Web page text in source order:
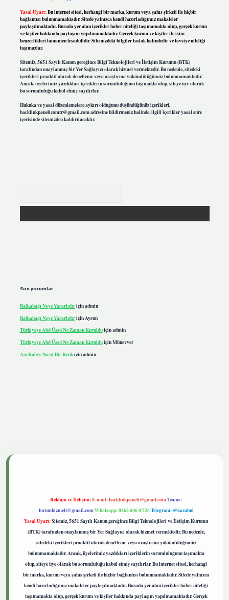
Yasal Uyarı:Bu internet sitesi, herhangi bir marka, kurum veya şahıs şirketi ile hiçbir
bağlantısı bulunmamaktadır. Sitede yalnızca kendi hazırladığımız makaleler
paylaşılmaktadır. Burada yer alan içerikler haber niteliği taşımamakta olup, gerçek kurum
ve kişiler hakkında paylaşım yapılmamaktadır. Gerçek kurum ve kişiler ile isim
benzerlikleri tamamen tesadüfidir. Sitemizdeki bilgiler taslak halindedir ve tavsiye niteliği
taşımazlar.
Sitemiz, 5651 Sayılı Kanun gereğince Bilgi Teknolojileri ve İletişim Kurumu (BTK)
tarafından onaylanmış bir Yer Sağlayıcı olarak hizmet vermektedir. Bu nedenle, sitedeki
içerikleri proaktif olarak denetleme veya araştırma yükümlülüğümüz bulunmamaktadır.
Ancak, üyelerimiz yazdıkları içeriklerin sorumluluğunu taşımakta olup, siteye üye olarak
bu sorumluluğu kabul etmiş sayılırlar.
Hukuka ve yasal düzenlemelere aykırı olduğunu düşündüğünüz içerikleri,
backlinkpanelicomtr@gmail.comadresine bildirmeniz halinde, ilgili içerikler yasal süre
içerisinde sitemizden kaldırılacaktır.
Son yorumlar
Balkabağı Neye Yararlıdıriçinadmin
Balkabağı Neye Yararlıdıriçin Aysun
Türkiyeye Abd Üssü Ne Zaman Kurulduiçinadmin
Türkiyeye Abd Üssü Ne Zaman KurulduiçinMünevver
Acı Kahve Nasıl Bir Renkiçinadmin
Reklam ve İletişim:E-mail:backlinkpaneli@gmail.comTeams:
forumhizmeti@gmail.comWhatsapp: 0262 606 0 726Telegram: @karabul
Yasal Uyarı:Sitemiz, 5651 Sayılı Kanun gereğince Bilgi Teknolojileri ve İletişim Kurumu
(BTK) tarafından onaylanmış bir Yer Sağlayıcı olarak hizmet vermektedir. Bu nedenle,
sitedeki içerikleri proaktif olarak denetleme veya araştırma yükümlülüğümüz
bulunmamaktadır. Ancak, üyelerimiz yazdıkları içeriklerin sorumluluğunu taşımakta
olup, siteye üye olarak bu sorumluluğu kabul etmiş sayılırlar. Bu internet sitesi, herhangi
bir marka, kurum veya şahıs şirketi ile hiçbir bağlantısı bulunmamaktadır. Sitede yalnızca
kendi hazırladığımız makaleler paylaşılmaktadır. Burada yer alan içerikler haber niteliği
taşımamakta olup, gerçek kurum ve kişiler hakkında paylaşım yapılmamaktadır. Gerçek